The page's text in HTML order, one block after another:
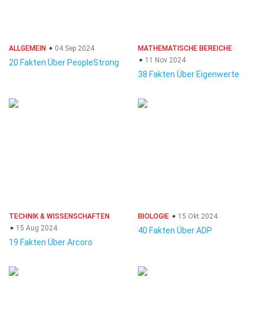
ALLGEMEIN 04 Sep 2024
20 Fakten Über PeopleStrong
MATHEMATISCHE BEREICHE
11 Nov 2024
38 Fakten Über Eigenwerte
TECHNIK & WISSENSCHAFTEN
15 Aug 2024
19 Fakten Über Arcoro
BIOLOGIE 15 Okt 2024
40 Fakten Über ADP